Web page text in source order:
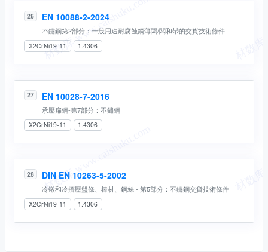
26 EN 10088-2-2024
不鏽鋼第2部分：一般⽤途耐腐蝕鋼薄闆/闆和帶的交貨技術條件
X2CrNi19-11 1.4306
27 EN 10028-7-2016
承壓扁鋼-第7部分：不鏽鋼
X2CrNi19-11 1.4306
28 DIN EN 10263-5-2002
冷镦和冷擠壓盤條、棒材、鋼絲 - 第5部分：不鏽鋼交貨技術條件
X2CrNi19-11 1.4306